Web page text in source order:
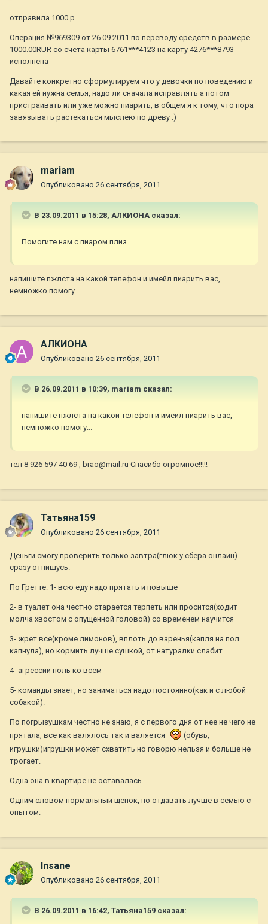
отправила 1000 р
Операция №969309 от 26.09.2011 по переводу средств в размере
1000.00RUR со счета карты 6761***4123 на карту 4276***8793
исполнена
Давайте конкретно сформулируем что у девочки по поведению и
какая ей нужна семья, надо ли сначала исправлять а потом
пристраивать или уже можно пиарить, в общем я к тому, что пора
завязывать растекаться мыслею по древу :)
mariam
Опубликовано 26 сентября, 2011
В 23.09.2011 в 15:28, АЛКИОНА сказал:
Помогите нам с пиаром плиз....
напишите пжлста на какой телефон и имейл пиарить вас,
немножко помогу...
АЛКИОНА
Опубликовано 26 сентября, 2011
В 26.09.2011 в 10:39, mariam сказал:
напишите пжлста на какой телефон и имейл пиарить вас,
немножко помогу...
тел 8 926 597 40 69 , brao@mail.ru Спасибо огромное!!!!!
Татьяна159
Опубликовано 26 сентября, 2011
Деньги смогу проверить только завтра(глюк у сбера онлайн)
сразу отпишусь.
По Гретте: 1- всю еду надо прятать и повыше
2- в туалет она честно старается терпеть или просится(ходит
молча хвостом с опущенной головой) со временем научится
3- жрет все(кроме лимонов), вплоть до варенья(капля на пол
капнула), но кормить лучше сушкой, от натуралки слабит.
4- агрессии ноль ко всем
5- команды знает, но заниматься надо постоянно(как и с любой
собакой).
По погрызушкам честно не знаю, я с первого дня от нее не чего не
прятала, все как валялось так и валяется
(обувь,
игрушки)игрушки может схватить но говорю нельзя и больше не
трогает.
Одна она в квартире не оставалась.
Одним словом нормальный щенок, но отдавать лучше в семью с
опытом.
Insane
Опубликовано 26 сентября, 2011
В 26.09.2011 в 16:42, Татьяна159 сказал: